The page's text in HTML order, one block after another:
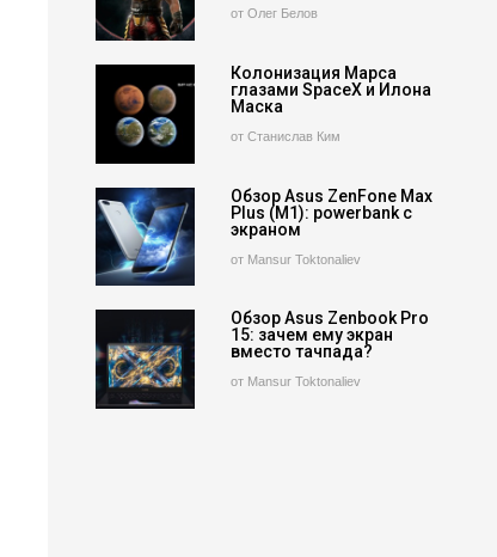
от Олег Белов
Колонизация Марса
глазами SpaceX и Илона
Маска
от Станислав Ким
Обзор Asus ZenFone Max
Plus (M1): powerbank с
экраном
от Mansur Toktonaliev
Обзор Asus Zenbook Pro
15: зачем ему экран
вместо тачпада?
от Mansur Toktonaliev